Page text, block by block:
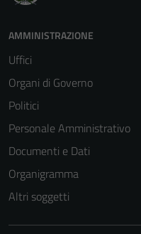
AMMINISTRAZIONE
Uffici
Organi di Governo
Politici
Personale Amministrativo
Documenti e Dati
Organigramma
Altri soggetti